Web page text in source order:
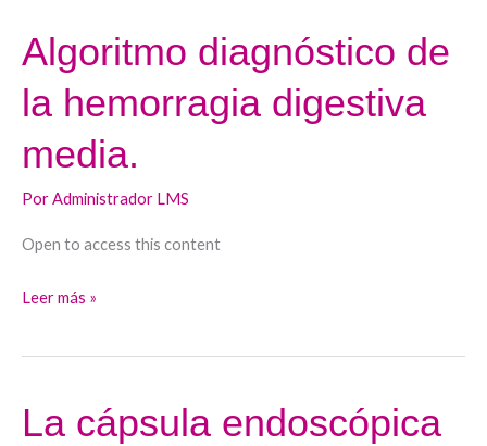
Algoritmo diagnóstico de
la hemorragia digestiva
media.
PorAdministrador LMS
Open to access this content
Algoritmo
diagnóstico
de
hemorragia
Leer más »
La cápsula endoscópica
La
cápsula